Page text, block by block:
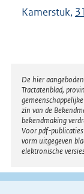
Kamerstuk,
Disclaimer
De hier
Tractatenblad,
zin van de
bekendmaking
Voor pdf-
vorm uitgegeven
elektronische